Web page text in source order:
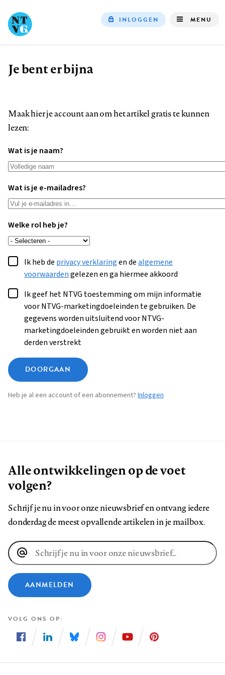
INLOGGEN MENU
Kruimelpad
Je bent er bijna
Maak hier je account aan om het artikel gratis te kunnen
lezen:
Wat is je naam?
Wat is je e-mailadres?
Welke rol heb je?
Ik heb de privacy verklaringen dealgemene
voorwaardengelezen en ga hiermee akkoord
Ik geef het NTVG toestemming om mijn informatie
voor NTVG-marketingdoeleinden te gebruiken. De
gegevens worden uitsluitend voor NTVG-
marketingdoeleinden gebruikt en worden niet aan
derden verstrekt
DOORGAAN
Heb je al een account of een abonnement? Inloggen
Alle ontwikkelingen op de voet
volgen?
Schrijf je nu in voor onze nieuwsbrief en ontvang iedere
donderdag de meest opvallende artikelen in je mailbox.
E-
mailadres
AANMELDEN
VOLG ONS OP
ons
ons
ons
ons
ons
ons